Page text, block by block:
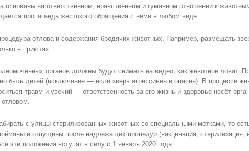
основаны на ответственном, нравственном и гуманном отношении к
пропаганда жестокого обращения с ними в любом виде.
отлова и содержания бродячих животных. Например, размещать
в приютах.
органов должны будут снимать на видео, как животное ловят.
быть детей (исключение — если зверь агрессивен и опасен). В процессе
травм и увечий — ответственность за его жизнь и здоровье несёт
с улицы стерилизованных животных со специальными метками, то
и отпущены после надлежащих процедур (вакцинация, стерилизация,
эти положения вступят в силу с 1 января 2020 года.